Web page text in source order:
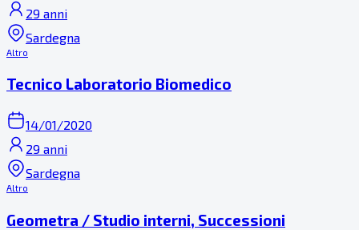
29 anni
Sardegna
Altro
Tecnico Laboratorio Biomedico
14/01/2020
29 anni
Sardegna
Altro
Geometra / Studio interni, Successioni